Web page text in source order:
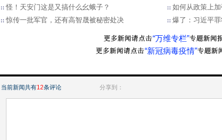
怪！天安门这是又搞什么幺蛾子？
如何从政策上
惊传一批军官，还有高智晟被秘密处决
爆了：习近平
“万维专栏”
“新冠病毒疫情”
当前新闻共有12条评论 分享到：